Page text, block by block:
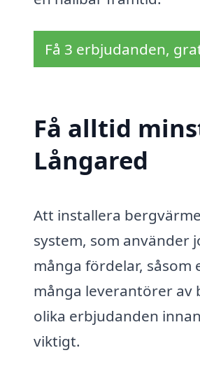
Få 3 erbjudanden,
Få alltid
Långared
Att installera
system, som
många fördelar,
många leverantörer av
olika erbjudanden
viktigt.